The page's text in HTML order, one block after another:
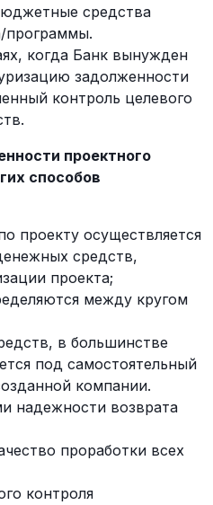
средства
программы.
когда Банк вынужден
задолженности
контроль целевого
проектного
способов
проекту осуществляется
средств,
проекта;
между кругом
в большинстве
под самостоятельный
компании.
надежности возврата
проработки всех
контроля